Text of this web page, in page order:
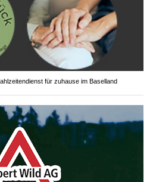
für zuhause im Baselland